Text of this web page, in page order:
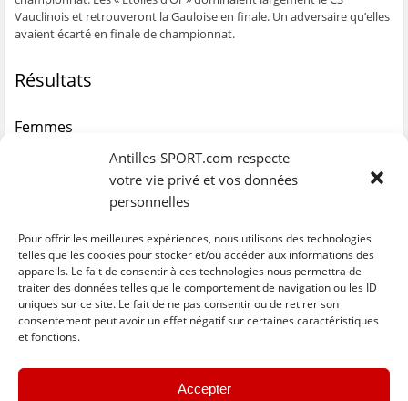
Antilles-SPORT.com respecte
votre vie privé et vos données
personnelles
Pour offrir les meilleures expériences, nous utilisons des technologies
telles que les cookies pour stocker et/ou accéder aux informations des
appareils. Le fait de consentir à ces technologies nous permettra de
traiter des données telles que le comportement de navigation ou les ID
uniques sur ce site. Le fait de ne pas consentir ou de retirer son
consentement peut avoir un effet négatif sur certaines caractéristiques
et fonctions.
Accepter
t
r
e
r
e
)
t
r
e
) e
n
Vauclinois et retrouveront la Gauloise en finale. Un adversaire qu’elles
avaient écarté en finale de championnat.
Résultats
Femmes
Gauloise: 51 – 65
Golden Star/ USAC : 73 – 67
C
l
C
l
C
l
i
p
o
C
l
C
l